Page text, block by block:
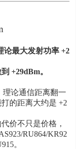
论最大发射功率 +2
+29dBm。
理论通信距离翻一
的距离大约是 +2
代价不只是价格，
RU864/KR92
。